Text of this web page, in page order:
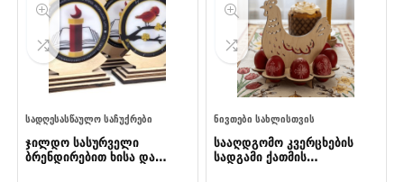
ᲡᲐᲓᲦᲔᲡᲐᲡᲬᲐᲣᲚᲝ ᲡᲐᲩᲣᲥᲠᲔᲑᲘ
ჯილდო სასურველი
ბრენდირებით ხისა და
ᲜᲘᲕᲗᲔᲑᲘ ᲡᲐᲮᲚᲘᲡᲗᲕᲘᲡ
სააღდგომო კვერცხების
სადგამი ქათმის